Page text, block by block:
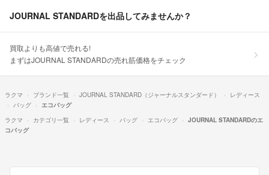
JOURNAL STANDARDを出品してみませんか？
買取よりも高値で売れる!
まずはJOURNAL STANDARDの売れ筋価格をチェック
ラクマ ブランド一覧 JOURNAL STANDARD（ジャーナルスタンダード）
レディース
バッグ
エコバッグ
ラクマ
カテゴリ一覧 レディース バッグ エコバッグ
JOURNAL STANDARDのエ
コバッグ